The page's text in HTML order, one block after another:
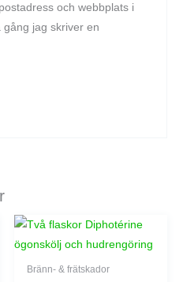
och webbplats i
jag skriver en
Bränn- & frätskador